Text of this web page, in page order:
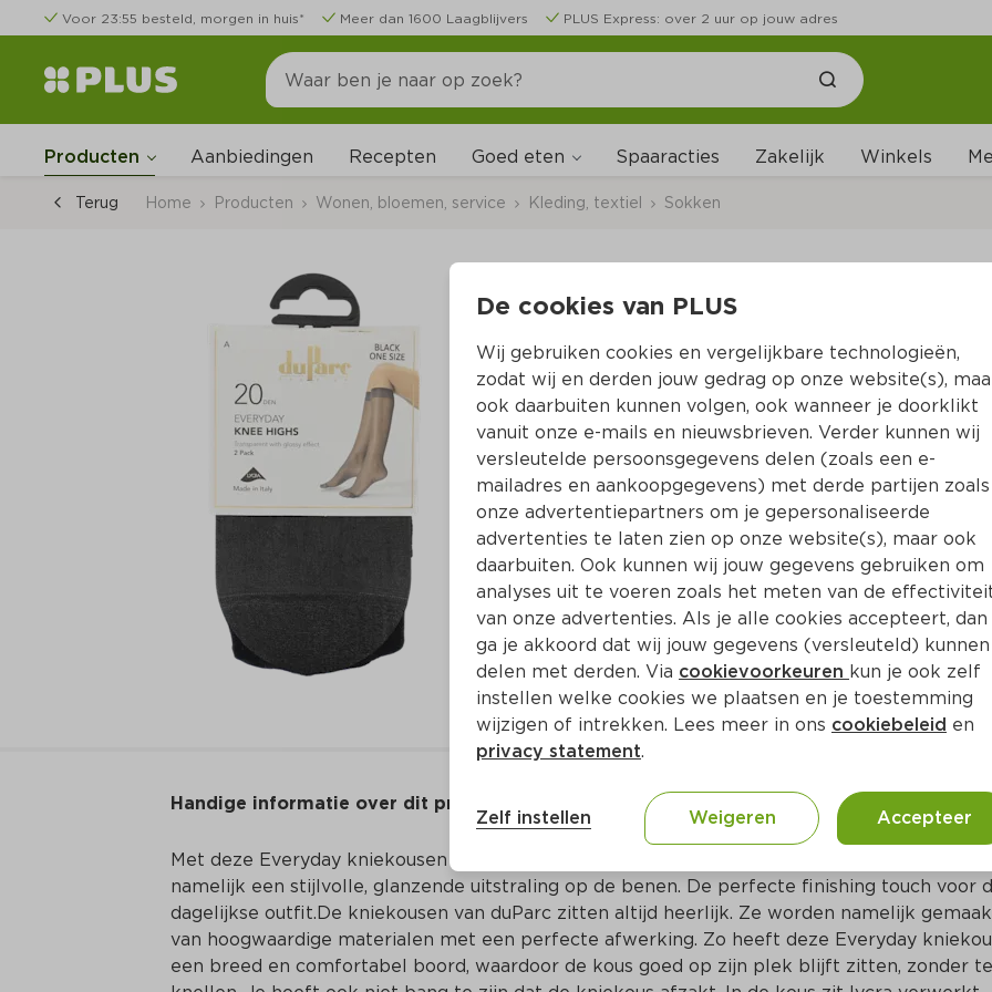
Voor 23:55 besteld, morgen in huis* Meer dan 1600 Laagblijvers PLUS Express: over 2 uur op jouw adres
Producten Aanbiedingen Recepten Goed eten Spaaracties Zakelijk Winkels
Terug Home Producten Wonen, bloemen, service Kleding, textiel Sokken
DuParc Kniekous
4.99
Toevoegen
Handige informatie over dit product
Met deze Everyday kniekousen van duParc zie je er altijd goed uit! Deze kniekous heeft
namelijk een stijlvolle, glanzende uitstraling op de benen. De perfecte finishing touch voor
dagelijkse outfit.De kniekousen van duParc zitten altijd heerlijk. Ze worden namelijk
van hoogwaardige materialen met een perfecte afwerking. Zo heeft deze Everyday
een breed en comfortabel boord, waardoor de kous goed op zijn plek blijft zitten, zonder te
De cookies van PLUS
Wij gebruiken cookies en vergelijkbare technologieën,
zodat wij en derden jouw gedrag op onze website(s),
ook daarbuiten kunnen volgen, ook wanneer je doorklikt
vanuit onze e-mails en nieuwsbrieven. Verder kunnen wij
versleutelde persoonsgegevens delen (zoals een e-
mailadres en aankoopgegevens) met derde partijen zoals
onze advertentiepartners om je gepersonaliseerde
advertenties te laten zien op onze website(s), maar ook
daarbuiten. Ook kunnen wij jouw gegevens gebruiken om
analyses uit te voeren zoals het meten van de
van onze advertenties. Als je alle cookies accepteert, dan
ga je akkoord dat wij jouw gegevens (versleuteld) kunnen
delen met derden. Via cookievoorkeuren kun je ook zelf
instellen welke cookies we plaatsen en je toestemming
wijzigen of intrekken. Lees meer in ons cookiebeleid en
privacy statement.
Zelf instellen Weigeren Accepteer